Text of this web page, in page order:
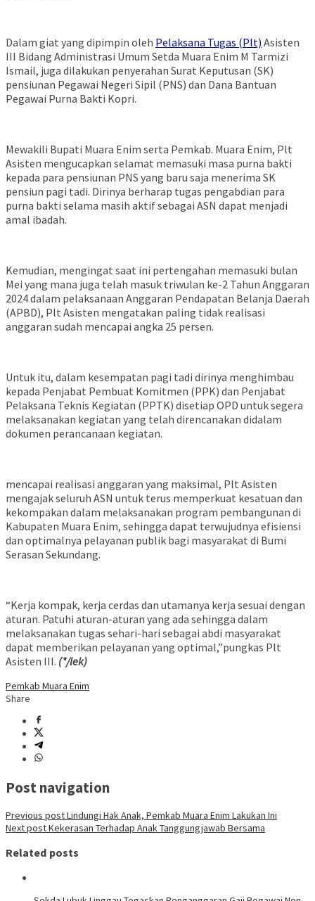
Dalam giat yang dipimpin oleh Pelaksana Tugas (Plt) Asisten
III Bidang Administrasi Umum Setda Muara Enim M Tarmizi
Ismail, juga dilakukan penyerahan Surat Keputusan (SK)
pensiunan Pegawai Negeri Sipil (PNS) dan Dana Bantuan
Pegawai Purna Bakti Kopri.
Mewakili Bupati Muara Enim serta Pemkab. Muara Enim, Plt
Asisten mengucapkan selamat memasuki masa purna bakti
kepada para pensiunan PNS yang baru saja menerima SK
pensiun pagi tadi. Dirinya berharap tugas pengabdian para
purna bakti selama masih aktif sebagai ASN dapat menjadi
amal ibadah.
Kemudian, mengingat saat ini pertengahan memasuki bulan
Mei yang mana juga telah masuk triwulan ke-2 Tahun Anggaran
2024 dalam pelaksanaan Anggaran Pendapatan Belanja Daerah
(APBD), Plt Asisten mengatakan paling tidak realisasi
anggaran sudah mencapai angka 25 persen.
Untuk itu, dalam kesempatan pagi tadi dirinya menghimbau
kepada Penjabat Pembuat Komitmen (PPK) dan Penjabat
Pelaksana Teknis Kegiatan (PPTK) disetiap OPD untuk segera
melaksanakan kegiatan yang telah direncanakan didalam
dokumen perancanaan kegiatan.
mencapai realisasi anggaran yang maksimal, Plt Asisten
mengajak seluruh ASN untuk terus memperkuat kesatuan dan
kekompakan dalam melaksanakan program pembangunan di
Kabupaten Muara Enim, sehingga dapat terwujudnya efisiensi
dan optimalnya pelayanan publik bagi masyarakat di Bumi
Serasan Sekundang.
“Kerja kompak, kerja cerdas dan utamanya kerja sesuai dengan
aturan. Patuhi aturan-aturan yang ada sehingga dalam
melaksanakan tugas sehari-hari sebagai abdi masyarakat
dapat memberikan pelayanan yang optimal,”pungkas Plt
Asisten III. (*/lek)
Pemkab Muara Enim
Share
Post navigation
Previous postLindungi Hak Anak, Pemkab Muara Enim Lakukan Ini
Next postKekerasan Terhadap Anak Tanggungjawab Bersama
Related posts